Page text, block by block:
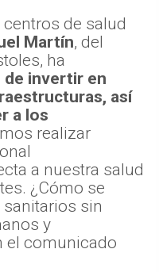
de salud
Martín, del
ha
de invertir en
así
a los
realizar
a nuestra salud
¿Cómo se
sin
y
el comunicado